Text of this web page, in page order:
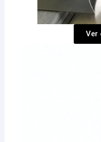
Ver
‘’Ar’KarStudios’’ “Cuba hoy”,“Arte cubano” “Arte digital en Cuba““Arte contemporáneo en Cuba hoy”“Arte cubano en el extranjero”“Arte Cubano y La Inteligencia Artificial” “Arte en la era digital” “Noticias de cubanos por el mundo”,“Cubanos en Miami”“Historias de cubanos alrededor del mundo””La Habana renovada””Soñar con una Habana moderna”“Futuro de La Habana””Fotos de La Habana con IA”’’Escenografía cubana’’‘’Diseño escenográfico en Miami’’‘’Talento cubano en televisión’’‘’Innovación en diseño escénico’’‘’Escenografía en Cuba’’‘’Arte y tecnología en producción audiovisual’’‘’Cuba hoy noticias’’‘’Cubanos por el mundo’’‘’Escenografía cubana’’‘’Arte digital en Cuba’’‘’Arte contemporáneo en Cuba hoy’’‘’Noticias de cubanos por el mundo’’‘’Cubanos en Miami’’‘’Soñar con una Habana moderna’’’Futuro de La Habana’’‘’Diseño escenográfico en Miami’’‘’Talento cubano en televisión’’‘’Innovación en diseño escénico’’‘’Arte y tecnología en producción audiovisual’’“Reflejo de la identidad cubana”‘’Historia de las artes plásticas en Cuba’’‘’Reflejo de la identidad cubana’‘’Arte cubano en el extranjero’’‘’Escenografía cubana’’‘’Arte y tecnología en producción audiovisual’’‘’Fotografía cubana en el extranjero’’‘’Escultura cubana contemporánea’’‘’José Villa Soberón escultor cubano’’‘’Monumentos icónicos en La Habana’’‘’Esculturas en bronce en Cuba’’‘’Arte contemporáneo en Cuba hoy’’‘’Talento cubano en el extranjero’’‘’Premio Nacional de Artes Plásticas’’‘’Ernesto García Peña pintor cubano’’ ‘’Serie Cuerpos Luminosos Ernesto García Peña’’‘’Pintura contemporánea en Cuba’’ ‘’Arte cubano en galerías internacionales’’ ‘’Obra de Ernesto García Peña’’‘’Pintura abstracta y sensualidad en el arte cubano’’‘’Escultor cubano José Villa Soberón’’ ‘’Escultura de Alicia Alonso en La Habana’’ ‘’Estatua de la Madre Teresa en el Convento de San Francisco’’ ‘’Obras de Villa Soberón en Cuba’’ ‘’Arte público en Cuba’’ ‘’Esculturas icónicas en La Habana’’ ‘’Arte cubano contemporáneo’’ ‘’Escultura de Alicia Alonso en el Gran Teatro’’ ‘’Madre Teresa de Calcuta en La Habana’’ ‘’Homenajes artísticos en Cuba’’‘’Escultora cubana Rita Longa’’ ‘’Obras de Rita Longa’’ ‘’Escultura pública en Cuba’’ ‘’Escultura monumental en América Latina’’ ‘’Arte cubano en espacios públicos’’ ‘’Rita Longa y la mitologíataína’’‘’Pintora cubana reconocida’’ ‘’Flora Fong arte’’ ‘’Pintura contemporánea en Cuba’’ ‘’Obras de Flora Fong’’‘’Fusión cultural en el arte cubano’’ ‘’Arte tropical y chino en Cuba’’ ‘’Artistas cubanos contemporáneos’’ ‘’Arte visual en Cuba’’ ‘’Escultor cubano Agustín Cárdenas’’ ‘’Obras surrealistas de Agustín Cárdenas’’‘’Escultura contemporánea en Cuba’’ ‘’Arte surrealista internacional’’ ‘’Escultores destacados de Cuba’’ ‘’Agustín Cárdenas y el surrealismo’’ ‘’Escultura moderna cubana’’ ’’Pintor cubano destacado’’ ‘’Obras de Roberto Fabelo’’ ‘’Pintura surrealista en Cuba’’ ‘’Arte cubano en galerías internacionales’’ ‘’Estilo pictórico de Roberto Fabelo’’ ‘’Esculturas de Roberto Fabelo’’ ‘’Arte visual contemporáneo cubano’’ ‘’Pintora cubana Zaida del Río’’ ‘’Obras de Zaida del Río’’ ‘’Arte femenino en Cuba’’ ‘’Pintura surrealista cubana’’ ’’Arte contemporáneo en Cuba’’ ‘’Influencia de Zaida del Río’’ ’Pintoras cubanas reconocidas’’‘’Evolución temática en la pintura cubana’’‘’Mujeres-pájaros de Zaida del Río’’‘’Arte contemporáneo cubano’’‘’Zaida del Río: espiritualidad y arte’’‘’Pintura cubana inspirada en la naturaleza’’’Pintor cubano Alfredo Sosabravo’’ ‘’Arte contemporáneo en Cuba’’ ‘’Estilo pictórico de Alfredo Sosabravo’’‘’Obra de Sosabravo’’‘’Pintores cubanos destacados’’ ‘’Impacto cultural del arte cubano’’ ‘’Cerámica artística cubana’’‘’Pintor cubano destacado’’‘’Obras de Julio Girona’’‘’Arte abstracto en Cuba’’‘’Vanguardismo cubano’’‘’Historia del arte cubano’’‘’Pintura expresionista en América Latina’’‘’Diáspora artística cubana’’‘’Arte cubano en el exilio’’‘’Julio Girona y la diáspora’’‘’Artistas cubanos en Nueva York’’‘’Conexión cultural cubana internacional’’‘’Escultor cubano destacado’’‘’Antonio Vidal y el abstraccionismo cubano’’‘’Arte contemporáneo en Cuba’’‘’Pintura abstracta en Cuba’’‘’Legado de Antonio Vidal’’‘’Arte cubano en el siglo XX’’‘’Vanguardismo artístico en Cuba’’‘’Pintor cubano Manuel Mendive’’‘’Arte afrocubano